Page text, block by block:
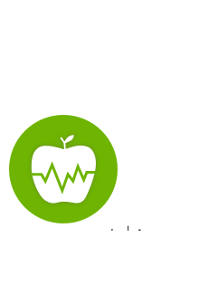
evexis |